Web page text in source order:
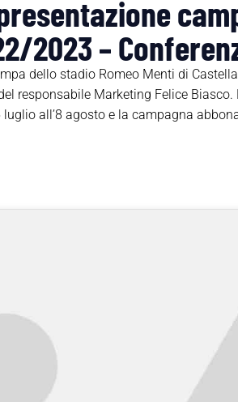
2023 –
dello stadio Romeo Menti di
responsabile Marketing Felice Biasco.
all’8 agosto e la campagna